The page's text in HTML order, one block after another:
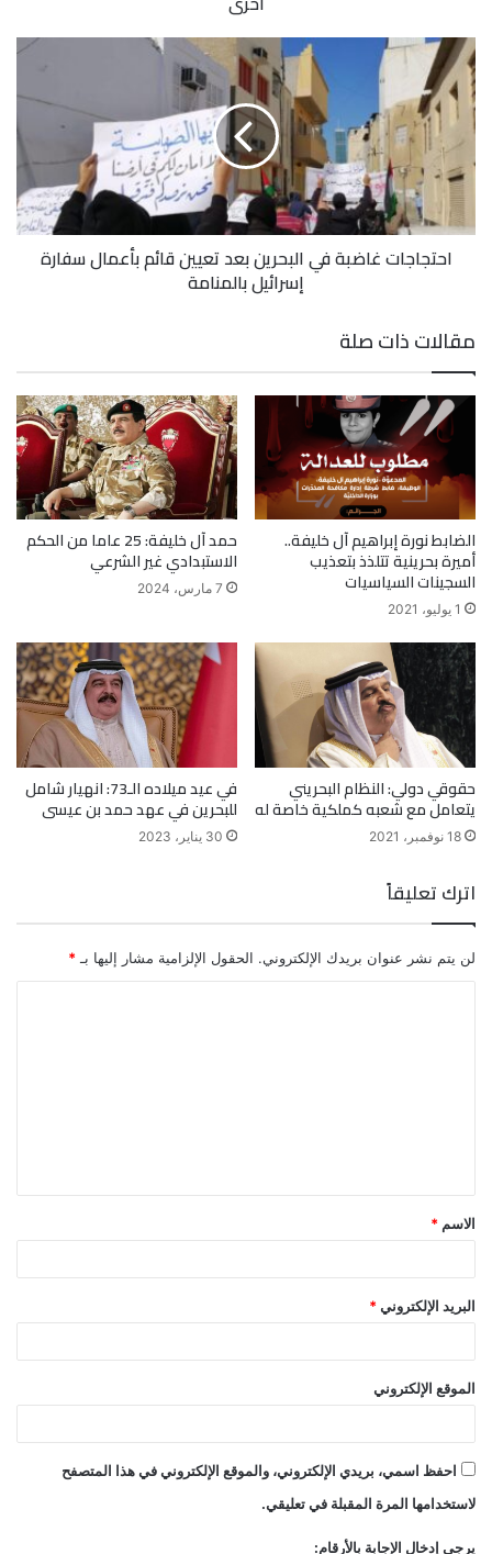
احتجاجات غاضبة في البحرين بعد تعيين قائم بأعمال سفارة
إسرائيل بالمنامة
مقالات ذات صلة
الضابط نورة إبراهيم آل خليفة..
أميرة بحرينية تتلذذ بتعذيب
السجينات السياسيات
1 يوليو، 2021
حمد آل خليفة: 25 عاما من الحكم
الاستبدادي غير الشرعي
7 مارس، 2024
حقوقي دولي: النظام البحريني
يتعامل مع شعبه كملكية خاصة له
18 نوفمبر، 2021
في عيد ميلاده الـ73: انهيار شامل
للبحرين في عهد حمد بن عيسى
30 يناير، 2023
اترك تعليقاً
لن يتم نشر عنوان بريدك الإلكتروني. الحقول الإلزامية مشار إليها بـ *
ق
*
الاسم *
البريد الإلكتروني *
الموقع الإلكتروني
احفظ اسمي، بريدي الإلكتروني، والموقع الإلكتروني في هذا المتصفح
لاستخدامها المرة المقبلة في تعليقي.
يرجى إدخال الإجابة بالأرقام: